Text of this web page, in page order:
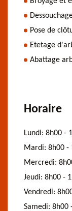
Pose de
Etetage
Abattage
Horaire
Lundi: 8h00 -
Mardi: 8h00 -
Mercredi:
Jeudi: 8h00 -
Vendredi:
Samedi: 8h00